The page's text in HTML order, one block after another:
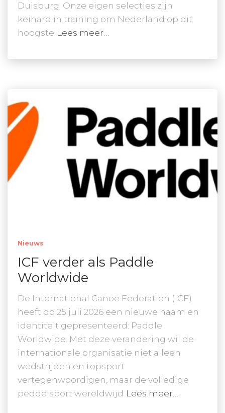
Duisburg. Onze eigen selecties zijn
keihard in training om Nederland op dit
hoogste Lees meer…
Nieuws
ICF verder als Paddle
Worldwide
De International Canoe Federation (ICF)
heeft op 25 juli 2026 een nieuwe naam en
identiteit gepresenteerd: Paddle
Worldwide. Met deze verandering wil de
internationale organisatie niet alleen
wedstrijden en topsport
vertegenwoordigen, maar de volledige
peddelsport wereldwijd Lees meer…